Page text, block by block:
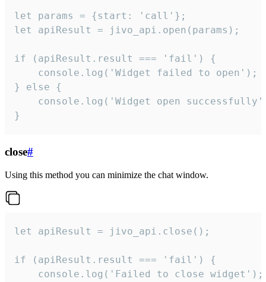
let params = {start: 'call'};
let apiResult = jivo_api.open(params);
if (apiResult.result === 'fail') {
    console.log('Widget failed to open');
} else {
console.log('Widget open
}
close#
Using this method you can minimize the chat window.
let apiResult = jivo_api.close();
if (apiResult.result === 'fail') {
    console.log('Failed to close widget');